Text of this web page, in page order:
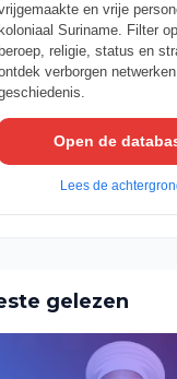
en vrije
koloniaal Suriname. Filter
beroep, religie, status en
verborgen
Open de
Lees de
gelezen